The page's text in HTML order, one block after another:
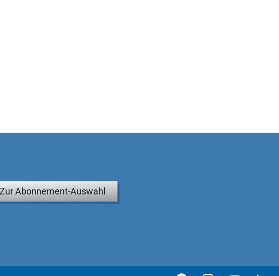
Zur Abonnement-Auswahl